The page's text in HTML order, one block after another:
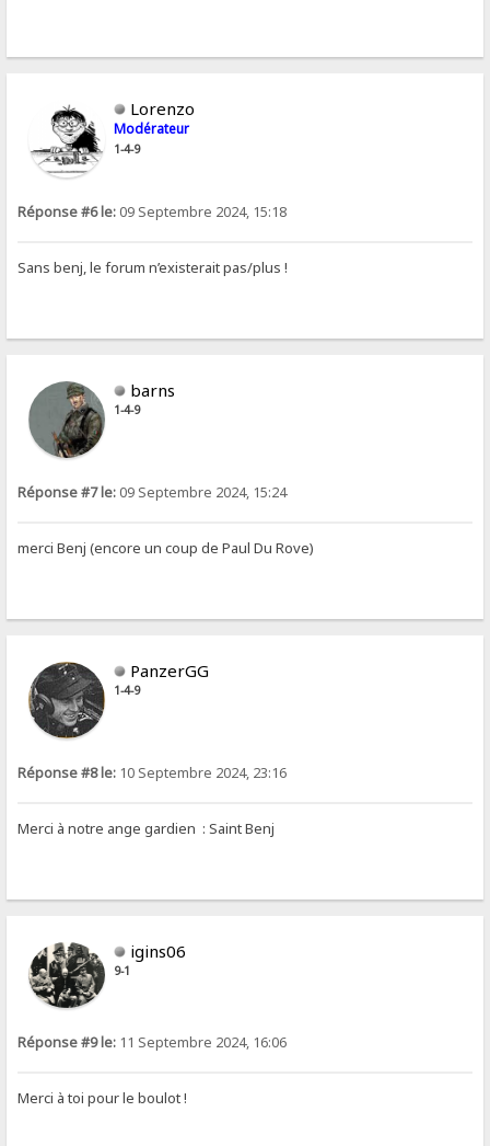
Lorenzo
Modérateur
1-4-9
Réponse #6 le: 09 Septembre 2024, 15:18
Sans benj, le forum n’existerait pas/plus !
barns
1-4-9
Réponse #7 le: 09 Septembre 2024, 15:24
merci Benj (encore un coup de Paul Du Rove)
PanzerGG
1-4-9
Réponse #8 le: 10 Septembre 2024, 23:16
Merci à notre ange gardien : Saint Benj
igins06
9-1
Réponse #9 le: 11 Septembre 2024, 16:06
Merci à toi pour le boulot !